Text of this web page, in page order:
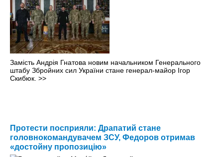
Замість Андрія Гнатова новим начальником Генерального
штабу Збройних сил України стане генерал-майор Ігор
Скибюк. >>
Протести посприяли: Драпатий стане
головнокомандувачем ЗСУ, Федоров отримав
«достойну пропозицію»